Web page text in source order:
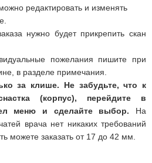
редактировать и изменять
нужно будет прикрепить скан
пожелания пишите при
в разделе примечания.
за клише. Не забудьте, что к
(корпус), перейдите в
меню и сделайте выбор. На
врача нет никаких требований
можете заказать от 17 до 42 мм.